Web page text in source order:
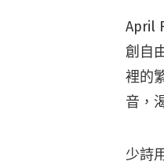
April
創自
裡的
音，
少詩